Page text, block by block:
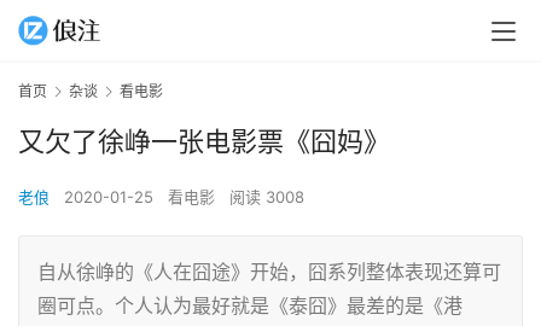
首页 杂谈 看电影
又欠了徐峥一张电影票《囧妈》
老俍 2020-01-25 看电影 阅读 3008
自从徐峥的《人在囧途》开始，囧系列整体表现还算可
圈可点。个人认为最好就是《泰囧》最差的是《港